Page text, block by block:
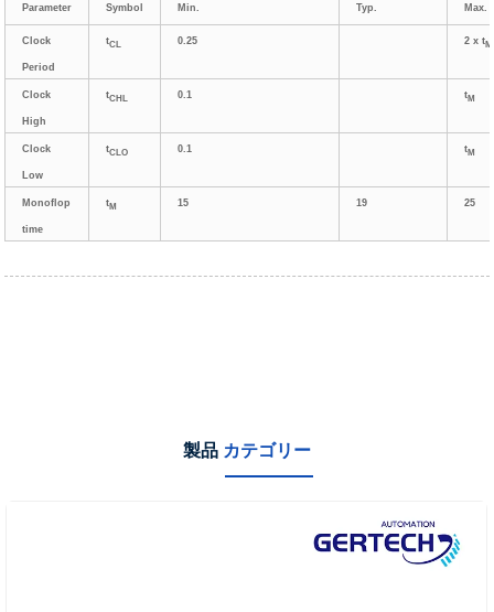
Parameter Symbol Min. Typ. Max.
Clock
Period
tCL 0.25 2 x tM
Clock
High
tCHL 0.1 tM
Clock
Low
tCLO 0.1 tM
Monoflop
time
tM 15 19 25
製品 カテゴリー